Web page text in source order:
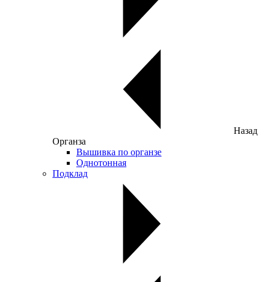
Назад
Органза
Вышивка по органзе
Однотонная
Подклад